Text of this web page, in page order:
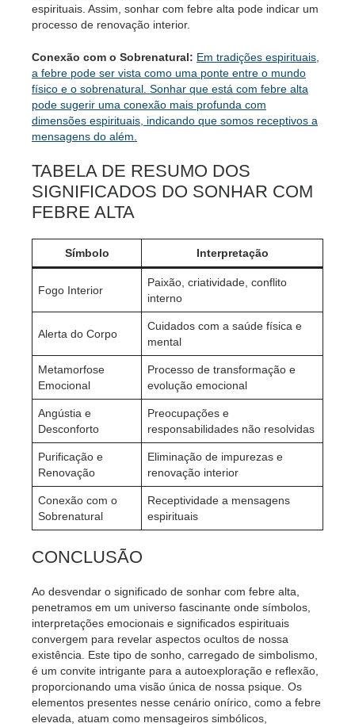
espirituais. Assim, sonhar com febre alta pode indicar um
processo de renovação interior.
Conexão com o Sobrenatural: Em tradições espirituais,
a febre pode ser vista como uma ponte entre o mundo
físico e o sobrenatural. Sonhar que está com febre alta
pode sugerir uma conexão mais profunda com
dimensões espirituais, indicando que somos receptivos a
mensagens do além.
TABELA DE RESUMO DOS
SIGNIFICADOS DO SONHAR COM
FEBRE ALTA
Símbolo Interpretação
Fogo Interior
Paixão, criatividade, conflito
interno
Alerta do Corpo
Cuidados com a saúde física e
mental
Metamorfose
Emocional
Processo de transformação e
evolução emocional
Angústia e
Desconforto
Preocupações e
responsabilidades não resolvidas
Purificação e
Renovação
Eliminação de impurezas e
renovação interior
Conexão com o
Sobrenatural
Receptividade a mensagens
espirituais
CONCLUSÃO
Ao desvendar o significado de sonhar com febre alta,
penetramos em um universo fascinante onde símbolos,
interpretações emocionais e significados espirituais
convergem para revelar aspectos ocultos de nossa
existência. Este tipo de sonho, carregado de simbolismo,
é um convite intrigante para a autoexploração e reflexão,
proporcionando uma visão única de nossa psique. Os
elementos presentes nesse cenário onírico, como a febre
elevada, atuam como mensageiros simbólicos,